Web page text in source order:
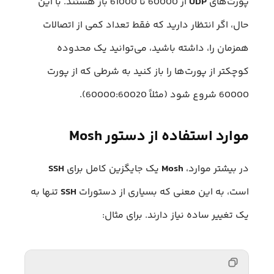
حال، اگر انتظار دارید که فقط تعداد کمی از اتصالات
همزمان را، داشته باشید، می‌توانید یک محدوده
کوچکتر از پورت‌ها را باز کنید به شرطی که از پورت
60000 شروع شود (مثلاً 60000:60020).
موارد استفاده از دستور Mosh
در بیشتر موارد، Mosh یک جایگزین کامل برای SSH
است، به این معنی که بسیاری از دستورات SSH تنها به
یک تغییر ساده نیاز دارند. برای مثال: